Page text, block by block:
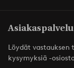
Asiakaspalvelu
Löydät vastauksen
kysymyksiä -